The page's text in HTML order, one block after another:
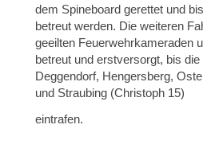
dem Spineboard gerettet und
betreut werden. Die weiteren
geeilten Feuerwehrkameraden
betreut und erstversorgt, bis
Deggendorf, Hengersberg,
und Straubing (Christoph 15)
eintrafen.